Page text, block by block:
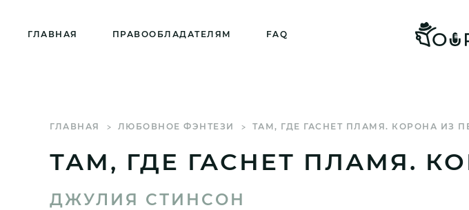
ГЛАВНАЯ ПРАВООБЛАДАТЕЛЯМ FAQ
ГЛАВНАЯ ЛЮБОВНОЕ ФЭНТЕЗИ ТАМ, ГДЕ ГАСНЕТ ПЛАМЯ. КОРОНА ИЗ
ТАМ, ГДЕ ГАСНЕТ ПЛАМЯ.
ДЖУЛИЯ СТИНСОН